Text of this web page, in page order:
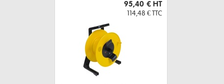
95,40 € HT
114,48 € TTC